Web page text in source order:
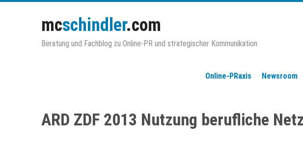
mcschindler.com
Beratung und Fachblog zu Online-PR und strategischer Kommunikation
Online-PRaxis Newsroom
ARD ZDF 2013 Nutzung berufliche